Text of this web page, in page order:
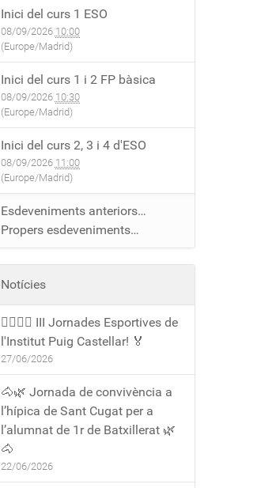
Inici del curs 1 ESO
08/09/2026 10:00
(Europe/Madrid)
Inici del curs 1 i 2 FP bàsica
08/09/2026 10:30
(Europe/Madrid)
Inici del curs 2, 3 i 4 d'ESO
08/09/2026 11:00
(Europe/Madrid)
Esdeveniments anteriors…
Propers esdeveniments…
Notícies
🏃‍♀️🏃‍♂️ III Jornades Esportives de
l'Institut Puig Castellar! 🏅
27/06/2026
🐴🌿 Jornada de convivència a
l’hípica de Sant Cugat per a
l’alumnat de 1r de Batxillerat 🌿
🐴
22/06/2026